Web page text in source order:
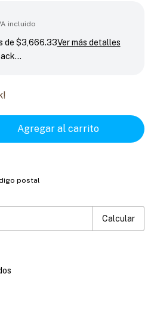
incluido
de $3,666.33Ver más detalles
postal
Calcular